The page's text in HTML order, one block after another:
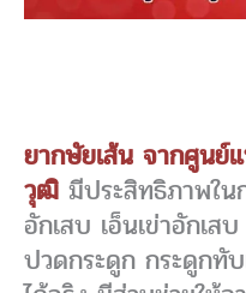
ยากษัยเส้น จากศูนย์
วุฒิ มีประสิทธิภาพใน
อักเสบ เอ็นเข่าอักเส
ปวดกระดูก กระดูกทั